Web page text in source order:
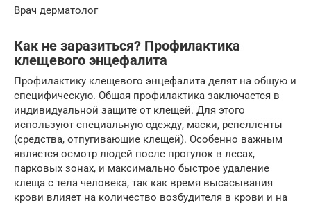
Врач дерматолог
Как не заразиться? Профилактика
клещевого энцефалита
Профилактику клещевого энцефалита делят на общую и
специфическую. Общая профилактика заключается в
индивидуальной защите от клещей. Для этого
используют специальную одежду, маски, репелленты
(средства, отпугивающие клещей). Особенно важным
является осмотр людей после прогулок в лесах,
парковых зонах, и максимально быстрое удаление
клеща с тела человека, так как время высасывания
крови влияет на количество возбудителя в крови и на